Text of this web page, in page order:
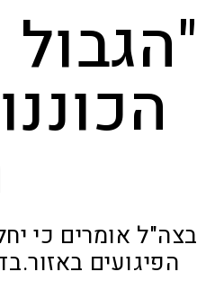
בצה"ל אומרים כי
הפיגועים